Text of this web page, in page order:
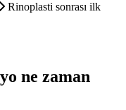
Rinoplasti sonrası ilk
ne zaman